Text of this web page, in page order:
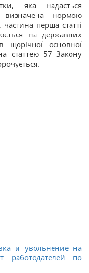
яка надається
визначена нормою
перша статті
на державних
щорічної основної
статтею 57 Закону
и увольнение на
работодателей по